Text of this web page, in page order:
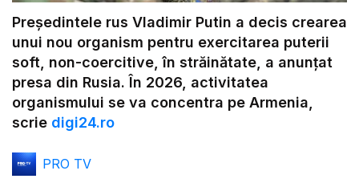
Preşedintele rus Vladimir Putin a decis crearea
unui nou organism pentru exercitarea puterii
soft, non-coercitive, în străinătate, a anunțat
presa din Rusia. În 2026, activitatea
organismului se va concentra pe Armenia,
scrie digi24.ro
PRO TV